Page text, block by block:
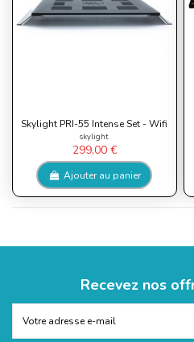
Skylight PRI-55 Intense Set - Wifi
skylight
299,00 €
Ajouter au panier
Recevez nos